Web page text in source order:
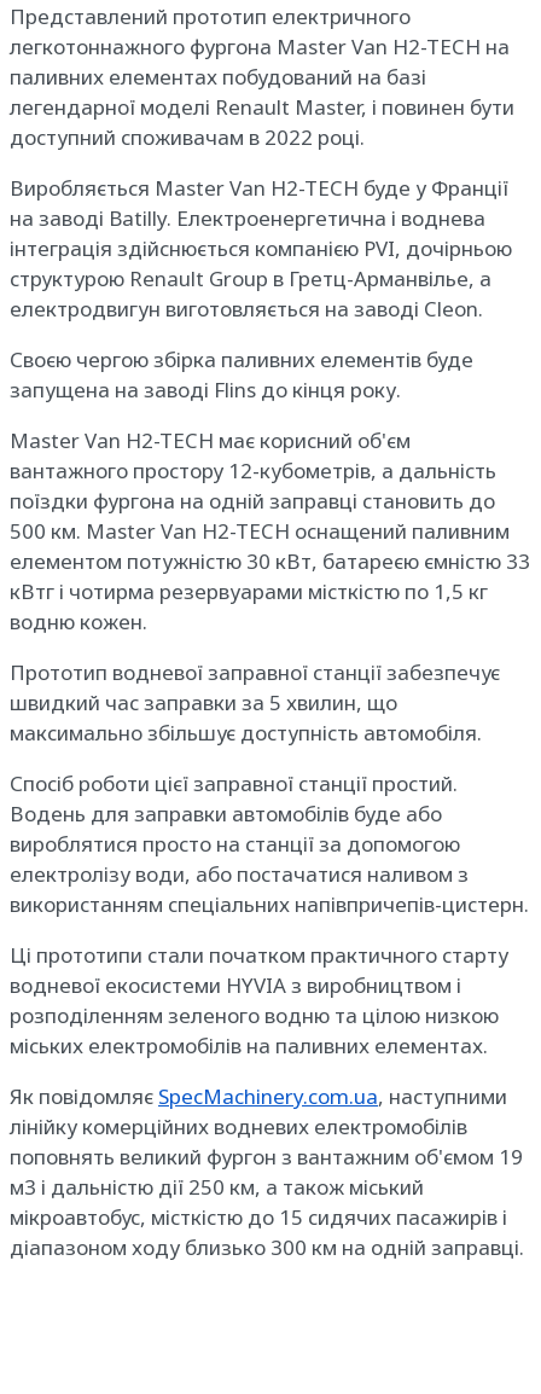
Представлений прототип електричного
легкотоннажного фургона Master Van H2-TECH на
паливних елементах побудований на базі
легендарної моделі Renault Master, і повинен бути
доступний споживачам в 2022 році.
Виробляється Master Van H2-TECH буде у Франції
на заводі Batilly. Електроенергетична і воднева
інтеграція здійснюється компанією PVI, дочірньою
структурою Renault Group в Гретц-Арманвілье, а
електродвигун виготовляється на заводі Cleon.
Своєю чергою збірка паливних елементів буде
запущена на заводі Flins до кінця року.
Master Van H2-TECH має корисний об'єм
вантажного простору 12-кубометрів, а дальність
поїздки фургона на одній заправці становить до
500 км. Master Van H2-TECH оснащений паливним
елементом потужністю 30 кВт, батареєю ємністю 33
кВтг і чотирма резервуарами місткістю по 1,5 кг
водню кожен.
Прототип водневої заправної станції забезпечує
швидкий час заправки за 5 хвилин, що
максимально збільшує доступність автомобіля.
Спосіб роботи цієї заправної станції простий.
Водень для заправки автомобілів буде або
вироблятися просто на станції за допомогою
електролізу води, або постачатися наливом з
використанням спеціальних напівпричепів-цистерн.
Ці прототипи стали початком практичного старту
водневої екосистеми HYVIA з виробництвом і
розподіленням зеленого водню та цілою низкою
міських електромобілів на паливних елементах.
Як повідомляє SpecMachinery.com.ua, наступними
лінійку комерційних водневих електромобілів
поповнять великий фургон з вантажним об'ємом 19
м3 і дальністю дії 250 км, а також міський
мікроавтобус, місткістю до 15 сидячих пасажирів і
діапазоном ходу близько 300 км на одній заправці.